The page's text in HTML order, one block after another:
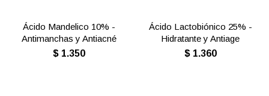
Ácido Mandelico 10% -
Antimanchas y Antiacné
$ 1.350
Ácido Lactobiónico 25% -
Hidratante y Antiage
$ 1.360